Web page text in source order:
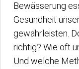
Bewässerung
Gesundheit
gewährleisten.
richtig? Wie oft
Und welche